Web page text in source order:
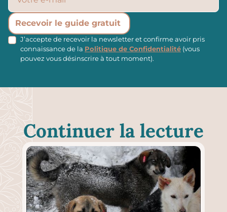
J’accepte de recevoir la newsletter et confirme avoir pris
connaissance de la Politique de Confidentialité (vous
pouvez vous désinscrire à tout moment).
Continuer la lecture